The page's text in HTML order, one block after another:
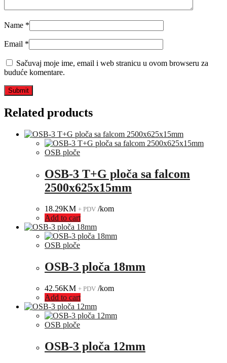
Name *
Email *
Sačuvaj moje ime, email i web stranicu u ovom browseru za
buduće komentare.
Related products
OSB ploče
OSB-3 T+G ploča sa falcom
2500x625x15mm
18.29KM + PDV /kom
Add to cart
OSB ploče
OSB-3 ploča 18mm
42.56KM + PDV /kom
Add to cart
OSB ploče
OSB-3 ploča 12mm